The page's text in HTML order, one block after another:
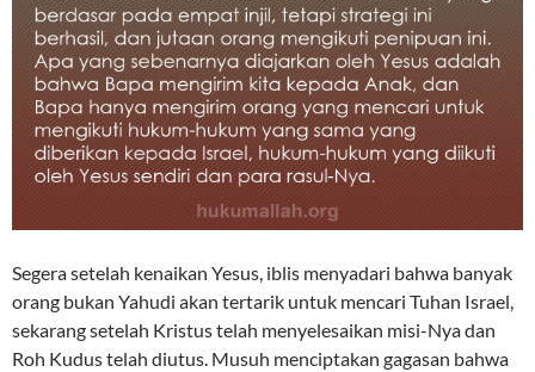
Segera setelah kenaikan Yesus, iblis menyadari bahwa banyak
orang bukan Yahudi akan tertarik untuk mencari Tuhan Israel,
sekarang setelah Kristus telah menyelesaikan misi-Nya dan
Roh Kudus telah diutus. Musuh menciptakan gagasan bahwa